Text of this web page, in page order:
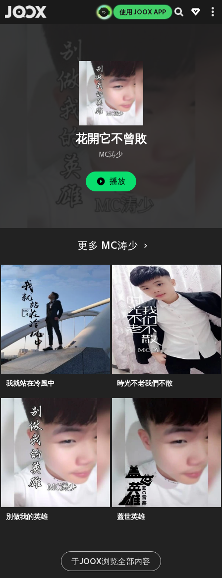
使用 JOOX APP
花開它不曾敗
MC涛少
播放
更多 MC涛少
我就站在冷風中 時光不老我們不散
別做我的英雄 蓋世英雄
于JOOX浏览全部内容